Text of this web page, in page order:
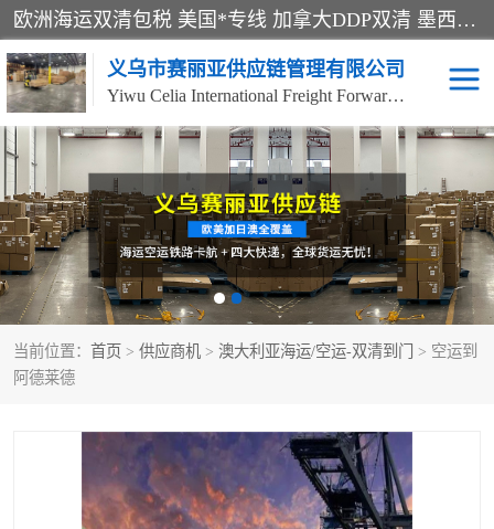
欧洲海运双清包税 美国*专线 加拿大DDP双清 墨西哥跨境空运 澳大利亚专线物流 跨境电商物流服务 国际快递到门服务 海运*渠道 一站式跨境物流解决方案 TikTok/SHEIN专线 电商平台FBA头程运输 国际铁路运输欧洲 UPS/DDHL/联邦快递跨境 美国双清到门物流 跨境*运输
义乌市赛丽亚供应链管理有限公司
Yiwu Celia International Freight Forwarding Co., Ltd
当前位置： 首页 > 供应商机 > 澳大利亚海运/空运-双清到门
> 空运到
阿德莱德
美森快船 欧洲卡航
加拿大海运/空运-双清到
门
澳大利亚海运/空运-双清
到门
墨西哥海运/空运-双清到
门